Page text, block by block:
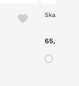
Skate 2511
65,00 €